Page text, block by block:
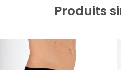
Produits